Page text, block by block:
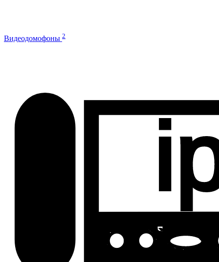
Видеодомофоны 2